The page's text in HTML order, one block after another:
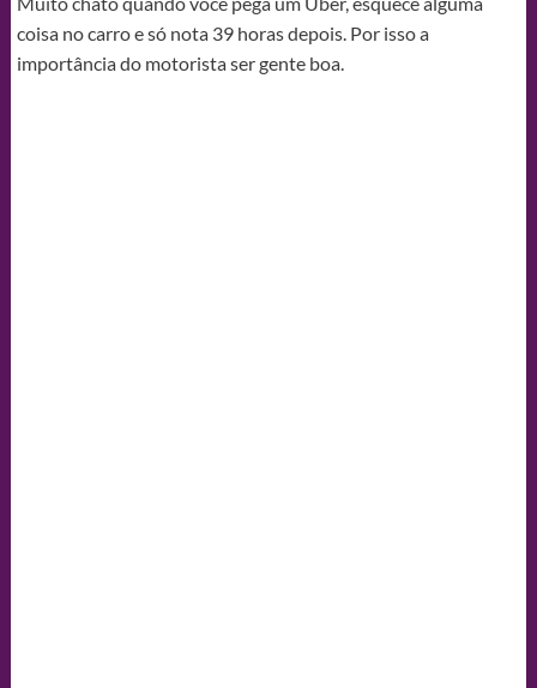
coisa no carro e só nota 39 horas depois. Por isso a
importância do motorista ser gente boa.